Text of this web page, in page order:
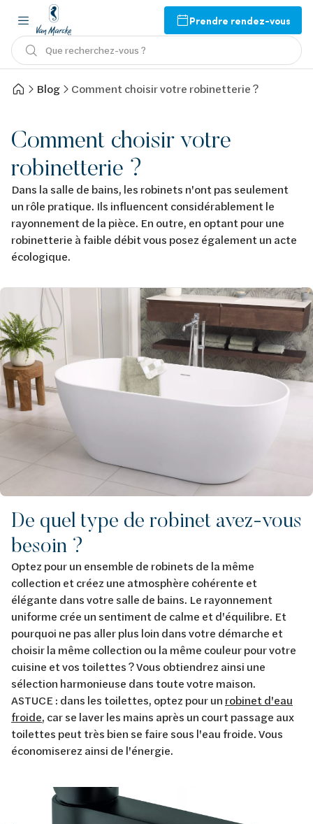
Prendre rendez-vous
Que recherchez-vous ?
Blog Comment choisir votre robinetterie ?
Comment choisir votre
robinetterie ?
Dans la salle de bains, les robinets n'ont pas seulement
un rôle pratique. Ils influencent considérablement le
rayonnement de la pièce. En outre, en optant pour une
robinetterie à faible débit vous posez également un acte
écologique.
Afbeelding
De quel type de robinet avez-vous
besoin ?
Optez pour un ensemble de robinets de la même
collection et créez une atmosphère cohérente et
élégante dans votre salle de bains. Le rayonnement
uniforme crée un sentiment de calme et d'équilibre. Et
pourquoi ne pas aller plus loin dans votre démarche et
choisir la même collection ou la même couleur pour votre
cuisine et vos toilettes ? Vous obtiendrez ainsi une
sélection harmonieuse dans toute votre maison.
ASTUCE : dans les toilettes, optez pour un robinet d'eau
froide, car se laver les mains après un court passage aux
toilettes peut très bien se faire sous l'eau froide. Vous
économiserez ainsi de l'énergie.